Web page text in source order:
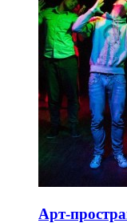
Арт-